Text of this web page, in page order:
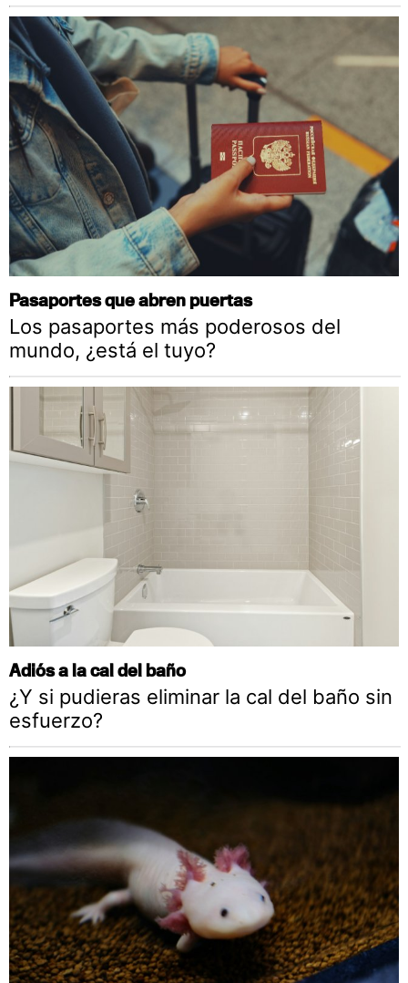
Pasaportes que abren puertas
Los pasaportes más poderosos del
mundo, ¿está el tuyo?
Adiós a la cal del baño
¿Y si pudieras eliminar la cal del baño sin
esfuerzo?